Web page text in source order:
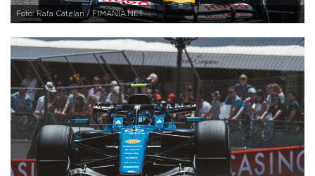
Foto: Rafa Catelan / F1MANIA.NET